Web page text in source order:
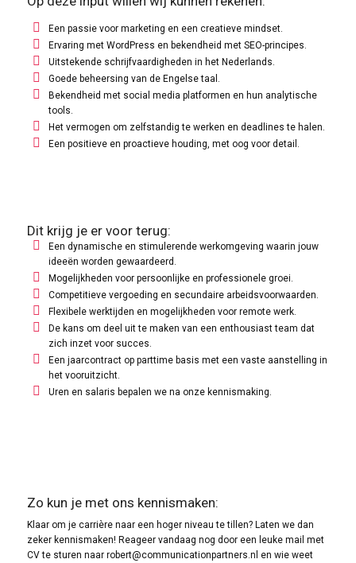
Een passie voor marketing en een creatieve mindset.
Ervaring met WordPress en bekendheid met SEO-principes.
Uitstekende schrijfvaardigheden in het Nederlands.
Goede beheersing van de Engelse taal.
Bekendheid met social media platformen en hun analytische
tools.
Het vermogen om zelfstandig te werken en deadlines te halen.
Een positieve en proactieve houding, met oog voor detail.
Dit krijg je er voor terug:
Een dynamische en stimulerende werkomgeving waarin jouw
ideeën worden gewaardeerd.
Mogelijkheden voor persoonlijke en professionele groei.
Competitieve vergoeding en secundaire arbeidsvoorwaarden.
Flexibele werktijden en mogelijkheden voor remote werk.
De kans om deel uit te maken van een enthousiast team dat
zich inzet voor succes.
Een jaarcontract op parttime basis met een vaste aanstelling in
het vooruitzicht.
Uren en salaris bepalen we na onze kennismaking.
Zo kun je met ons kennismaken:
Klaar om je carrière naar een hoger niveau te tillen? Laten we dan
zeker kennismaken! Reageer vandaag nog door een leuke mail met
CV te sturen naar robert@communicationpartners.nl en wie weet